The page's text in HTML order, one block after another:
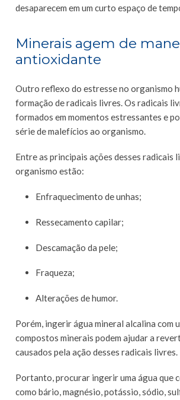
desaparecem em um curto espaço de
Minerais agem de
antioxidante
Outro reflexo do estresse no organismo
formação de radicais livres. Os radicais
formados em momentos estressantes e
série de malefícios ao organismo.
Entre as principais ações desses radicais
organismo estão:
Enfraquecimento de unhas;
Ressecamento capilar;
Descamação da pele;
Fraqueza;
Alterações de humor.
Porém, ingerir água mineral alcalina com
compostos minerais podem ajudar a
causados pela ação desses radicais livres.
Portanto, procurar ingerir uma água que
como bário, magnésio, potássio, sódio,